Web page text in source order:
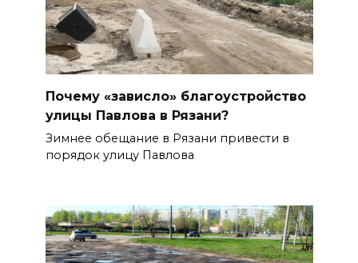
Почему «зависло» благоустройство
улицы Павлова в Рязани?
Зимнее обещание в Рязани привести в
порядок улицу Павлова